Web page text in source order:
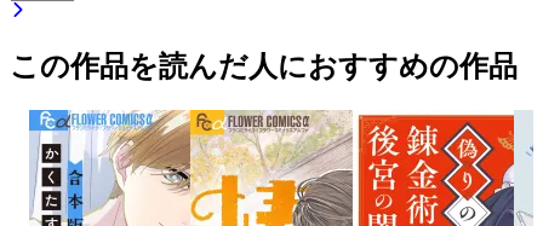
この作品を読んだ人におすすめの作品